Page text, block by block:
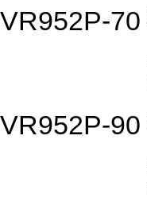
VR952P-70
VR952P-90